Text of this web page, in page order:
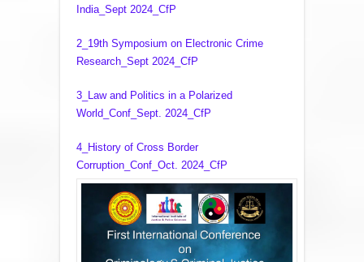
India_Sept 2024_CfP
2_19th Symposium on Electronic Crime
Research_Sept 2024_CfP
3_Law and Politics in a Polarized
World_Conf_Sept. 2024_CfP
4_History of Cross Border
Corruption_Conf_Oct. 2024_CfP